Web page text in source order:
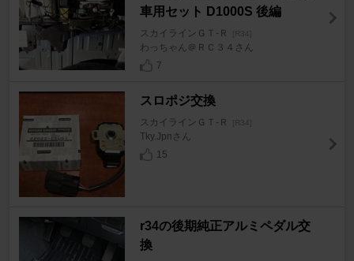
車用セット D1000S 後編
スカイラインＧＴ‐Ｒ [R34]
わっちゃん＠ＲＣ３４さん
7
スロポジ交換
スカイラインＧＴ‐Ｒ [R34]
Tky.Jpnさん
15
r34の後期純正アルミペダル交
換